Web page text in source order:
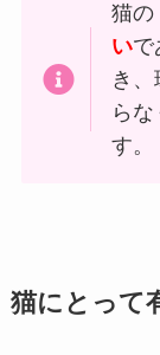
猫の
いで
き
ら
す。
猫にとって